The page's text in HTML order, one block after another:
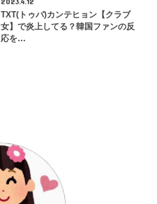
TXT(トゥバ)カンテヒョン【クラブ
女】で炎上してる？韓国ファンの反
応を…